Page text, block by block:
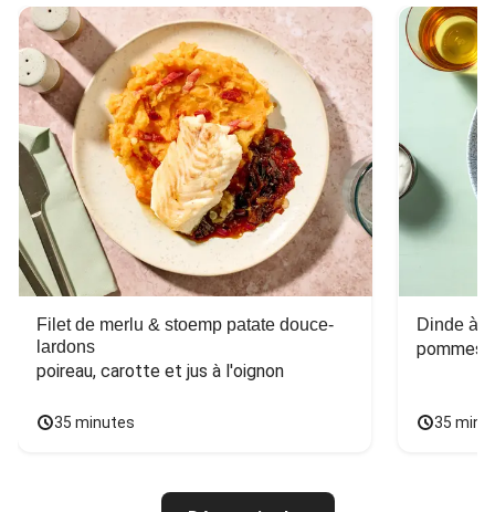
Filet de merlu & stoemp patate douce-
lardons
poireau, carotte et jus à l'oignon
35 minutes
Dinde à
pommes
35